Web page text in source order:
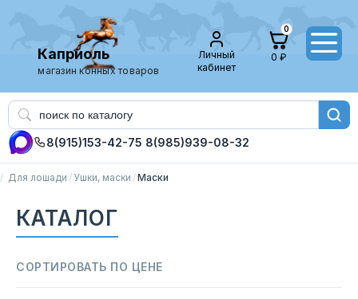
Каприоль
магазин конных товаров
Личный
кабинет
0
0 ₽
8(915)153-42-75 8(985)939-08-32
Для лошади Ушки, маски Маски
КАТАЛОГ
СОРТИРОВАТЬ ПО ЦЕНЕ